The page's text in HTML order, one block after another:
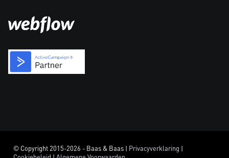
© Copyright 2015-2026 - Baas & Baas | Privacyverklaring |